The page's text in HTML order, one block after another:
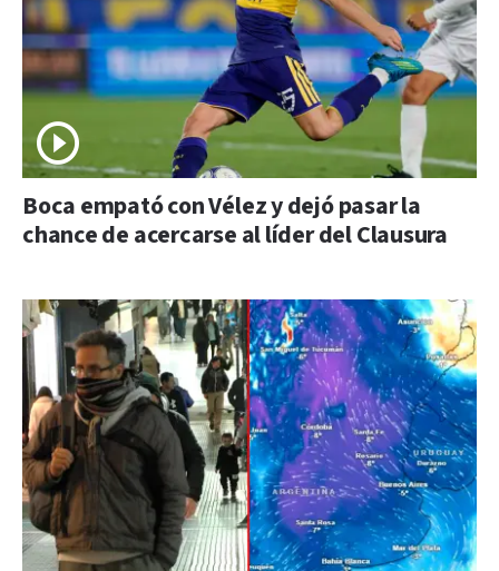
Boca empató con Vélez y dejó pasar la
chance de acercarse al líder del Clausura